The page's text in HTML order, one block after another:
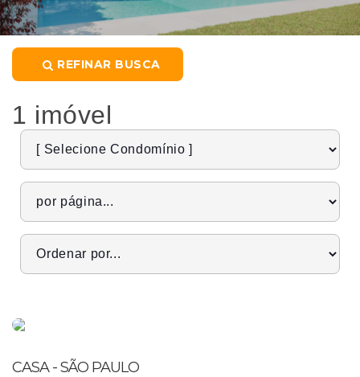
REFINAR BUSCA
1 imóvel
CASA - SÃO PAULO